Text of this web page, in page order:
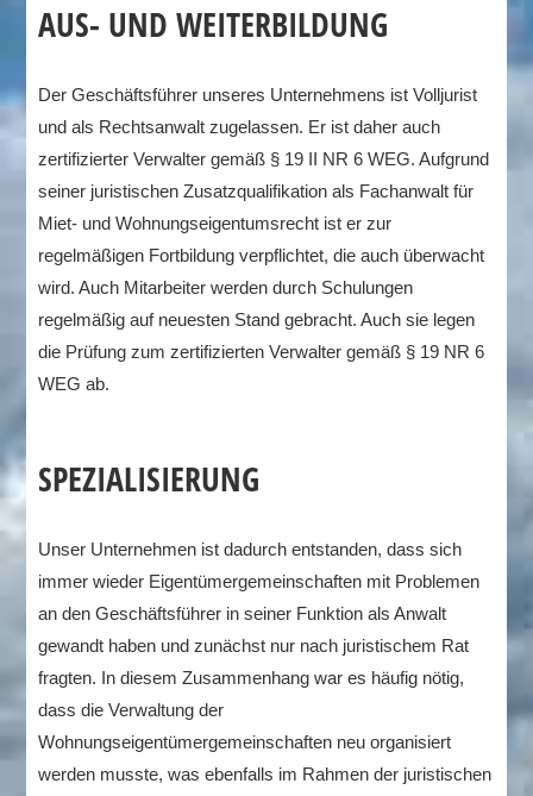
AUS- UND WEITERBILDUNG
Der Geschäftsführer unseres Unternehmens ist Volljurist
und als Rechtsanwalt zugelassen. Er ist daher auch
zertifizierter Verwalter gemäß § 19 II NR 6 WEG. Aufgrund
seiner juristischen Zusatzqualifikation als Fachanwalt für
Miet- und Wohnungseigentumsrecht ist er zur
regelmäßigen Fortbildung verpflichtet, die auch überwacht
wird. Auch Mitarbeiter werden durch Schulungen
regelmäßig auf neuesten Stand gebracht. Auch sie legen
die Prüfung zum zertifizierten Verwalter gemäß § 19 NR 6
WEG ab.
SPEZIALISIERUNG
Unser Unternehmen ist dadurch entstanden, dass sich
immer wieder Eigentümergemeinschaften mit Problemen
an den Geschäftsführer in seiner Funktion als Anwalt
gewandt haben und zunächst nur nach juristischem Rat
fragten. In diesem Zusammenhang war es häufig nötig,
dass die Verwaltung der
Wohnungseigentümergemeinschaften neu organisiert
werden musste, was ebenfalls im Rahmen der juristischen